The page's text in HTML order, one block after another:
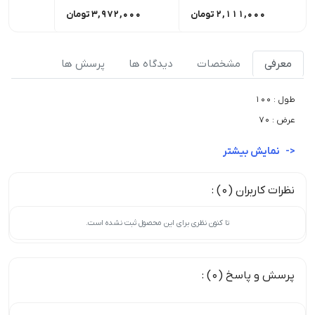
2,111,000 تومان 3,972,000تومان
معرفی مشخصات دیدگاه ها پرسش ها
طول : 100
عرض : 70
نظرات کاربران (0) :
تا کنون نظری برای این محصول ثبت نشده است.
پرسش و پاسخ (0) :